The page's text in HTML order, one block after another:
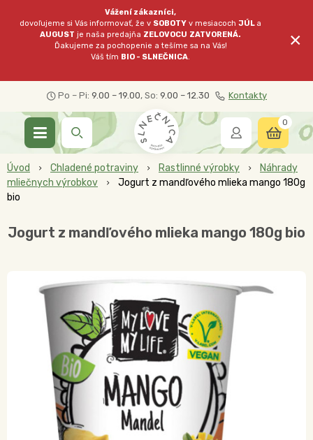
Vážení zákazníci,
dovoľujeme si Vás informovať, že v SOBOTY v mesiacochJÚL a
AUGUST je naša predajňa ZELOVOCU ZATVORENÁ.
Ďakujeme za pochopenie a tešíme sa na Vás!
Váš tím BIO - SLNEČNICA.
×
Po – Pi: 9.00 – 19.00, So: 9.00 – 12.30 Kontakty
0
Úvod Chladené potraviny Rastlinné výrobky
Náhrady
mliečnych výrobkov
Jogurt z mandľového mlieka mango 180g
bio
Jogurt z mandľového mlieka mango 180g bio